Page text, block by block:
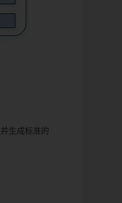
生成标准的